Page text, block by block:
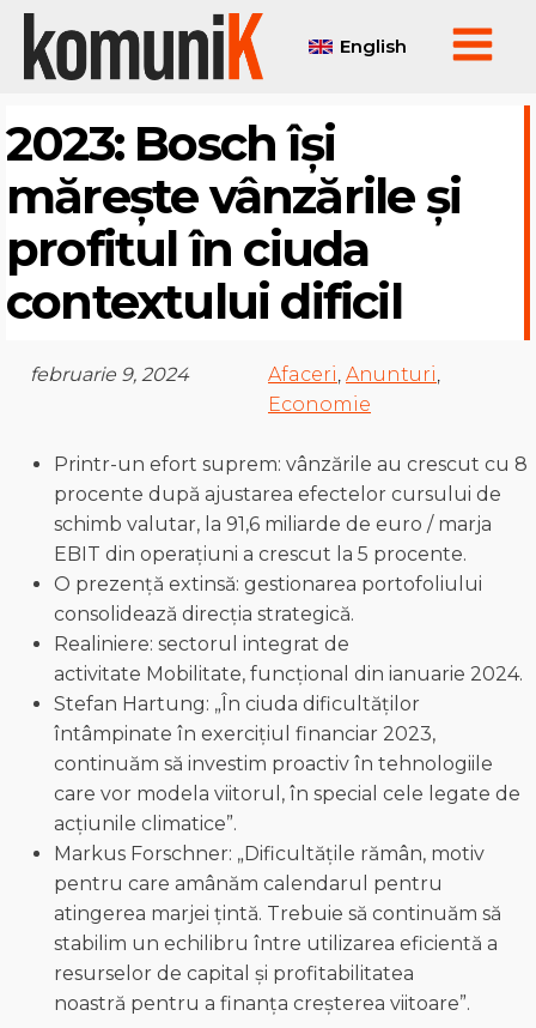
English
2023: Bosch își
mărește vânzările și
profitul în ciuda
contextului dificil
februarie 9, 2024 Afaceri, Anunturi,
Economie
Printr-un efort suprem: vânzările au crescut cu 8
procente după ajustarea efectelor cursului de
schimb valutar, la 91,6 miliarde de euro / marja
EBIT din operațiuni a crescut la 5 procente.
O prezență extinsă: gestionarea portofoliului
consolidează direcția strategică.
Realiniere: sectorul integrat de
activitate Mobilitate, funcțional din ianuarie 2024.
Stefan Hartung: „În ciuda dificultăților
întâmpinate în exercițiul financiar 2023,
continuăm să investim proactiv în tehnologiile
care vor modela viitorul, în special cele legate de
acțiunile climatice”.
Markus Forschner: „Dificultățile rămân, motiv
pentru care amânăm calendarul pentru
atingerea marjei țintă. Trebuie să continuăm să
stabilim un echilibru între utilizarea eficientă a
resurselor de capital și profitabilitatea
noastră pentru a finanța creșterea viitoare”.